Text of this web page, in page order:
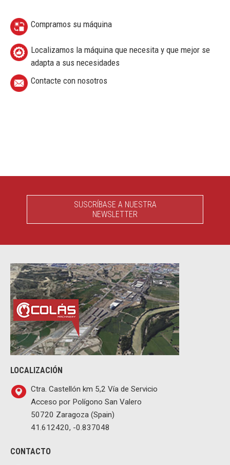
Compramos su máquina
Localizamos la máquina que necesita y que mejor se
adapta a sus necesidades
Contacte con nosotros
SUSCRÍBASE A NUESTRA
NEWSLETTER
LOCALIZACIÓN
Ctra. Castellón km 5,2 Vía de Servicio
Acceso por Polígono San Valero
50720 Zaragoza (Spain)
41.612420, -0.837048
CONTACTO